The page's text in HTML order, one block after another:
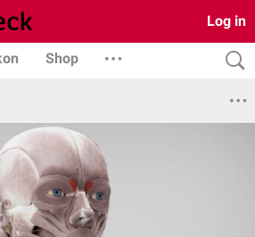
Log in
Shop